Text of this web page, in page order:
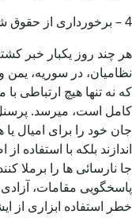
4 – برخورداری از حقوق شهروندی
هر چند روز یکبار خبر
نظامیان، در سوریه،
که نه تنها هیچ ارتباطی با
کامل است، میرسد.
جان خود را برای امیال
اندازند بلکه با استفاده
جا نارسائی ها را برملا
پاسخگویی مقامات،
خطر استفاده ابزاری از